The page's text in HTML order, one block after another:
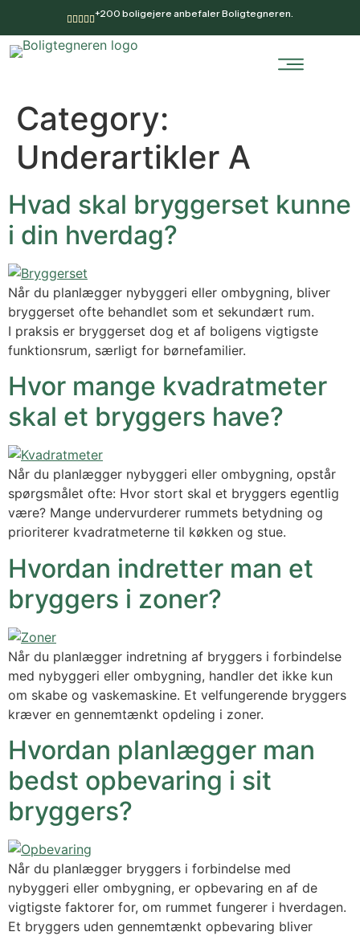
+200 boligejere anbefaler Boligtegneren.
Category:
Underartikler A
Hvad skal bryggerset kunne
i din hverdag?
Når du planlægger nybyggeri eller ombygning, bliver
bryggerset ofte behandlet som et sekundært rum.
I praksis er bryggerset dog et af boligens vigtigste
funktionsrum, særligt for børnefamilier.
Hvor mange kvadratmeter
skal et bryggers have?
Når du planlægger nybyggeri eller ombygning, opstår
spørgsmålet ofte: Hvor stort skal et bryggers egentlig
være? Mange undervurderer rummets betydning og
prioriterer kvadratmeterne til køkken og stue.
Hvordan indretter man et
bryggers i zoner?
Når du planlægger indretning af bryggers i forbindelse
med nybyggeri eller ombygning, handler det ikke kun
om skabe og vaskemaskine. Et velfungerende bryggers
kræver en gennemtænkt opdeling i zoner.
Hvordan planlægger man
bedst opbevaring i sit
bryggers?
Når du planlægger bryggers i forbindelse med
nybyggeri eller ombygning, er opbevaring en af de
vigtigste faktorer for, om rummet fungerer i hverdagen.
Et bryggers uden gennemtænkt opbevaring bliver